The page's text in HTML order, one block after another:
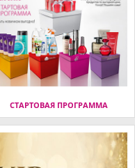
СТАРТОВАЯ ПРОГРАММА